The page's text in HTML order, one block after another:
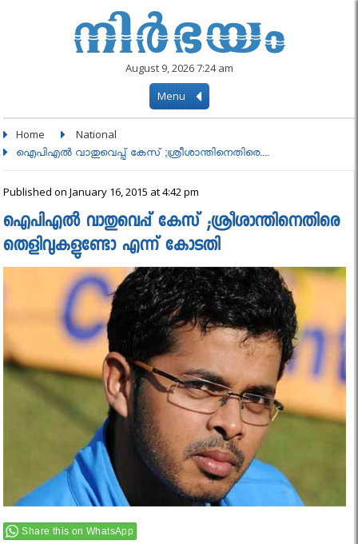
August 9, 2026 7:24 am
Menu
Home National
ഐപിഎൽ വാതുവെപ്പ് കേസ് ;ശ്രീശാന്തിനെതിരെ....
Published on January 16, 2015 at 4:42 pm
ഐപിഎൽ വാതുവെപ്പ് കേസ് ;ശ്രീശാന്തിനെതിരെ
തെളിവുകളുണ്ടോ എന്ന് കോടതി
Share this on WhatsApp